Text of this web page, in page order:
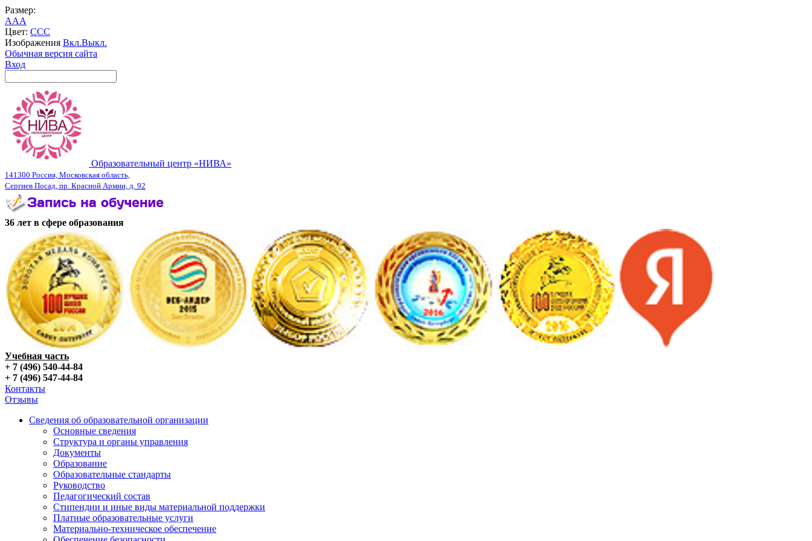
Размер:
AAA
Цвет: CCC
Изображения Вкл.Выкл.
Обычная версия сайта
Вход
Образовательный центр «НИВА»
141300 Россия, Московская область,
Сергиев Посад, пр. Красной Армии, д. 92
36 лет в сфере образования
Учебная часть
+ 7 (496) 540-44-84
+ 7 (496) 547-44-84
Контакты
Отзывы
Сведения об образовательной организации
Основные сведения
Структура и органы управления
Документы
Образование
Образовательные стандарты
Руководство
Педагогический состав
Стипендии и иные виды материальной поддержки
Платные образовательные услуги
Материально-техническое обеспечение